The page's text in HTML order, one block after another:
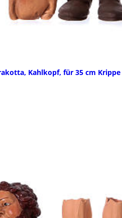
Kahlkopf, für 35 cm Krippe